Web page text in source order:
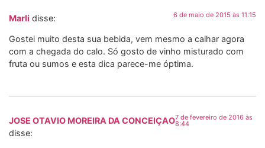
Marli disse: 6 de maio de 2015 às 11:15
Gostei muito desta sua bebida, vem mesmo a calhar agora
com a chegada do calo. Só gosto de vinho misturado com
fruta ou sumos e esta dica parece-me óptima.
JOSE OTAVIO MOREIRA DA CONCEIÇAO
disse:
7 de fevereiro de 2016 às
8:44